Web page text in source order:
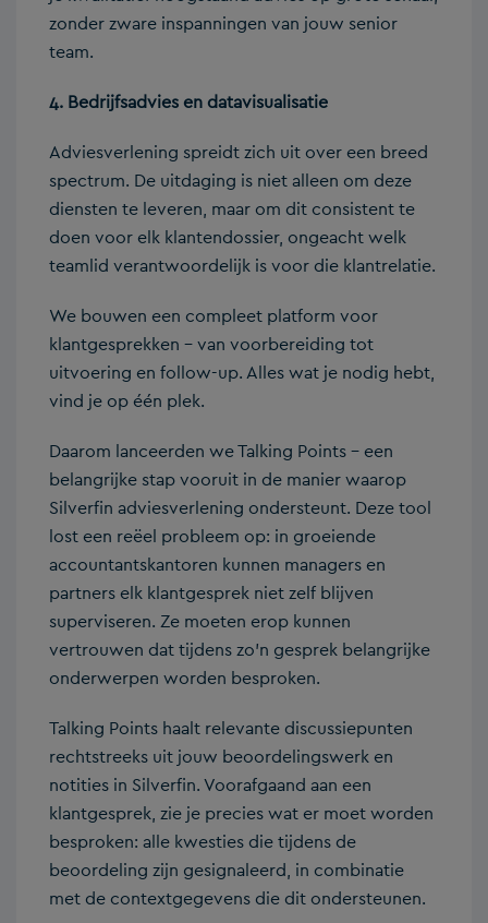
zonder zware inspanningen van jouw senior
team.
4. Bedrijfsadvies en datavisualisatie
Adviesverlening spreidt zich uit over een breed
spectrum. De uitdaging is niet alleen om deze
diensten te leveren, maar om dit consistent te
doen voor elk klantendossier, ongeacht welk
teamlid verantwoordelijk is voor die klantrelatie.
We bouwen een compleet platform voor
klantgesprekken – van voorbereiding tot
uitvoering en follow-up. Alles wat je nodig hebt,
vind je op één plek.
Daarom lanceerden we Talking Points – een
belangrijke stap vooruit in de manier waarop
Silverfin adviesverlening ondersteunt. Deze tool
lost een reëel probleem op: in groeiende
accountantskantoren kunnen managers en
partners elk klantgesprek niet zelf blijven
superviseren. Ze moeten erop kunnen
vertrouwen dat tijdens zo’n gesprek belangrijke
onderwerpen worden besproken.
Talking Points haalt relevante discussiepunten
rechtstreeks uit jouw beoordelingswerk en
notities in Silverfin. Voorafgaand aan een
klantgesprek, zie je precies wat er moet worden
besproken: alle kwesties die tijdens de
beoordeling zijn gesignaleerd, in combinatie
met de contextgegevens die dit ondersteunen.